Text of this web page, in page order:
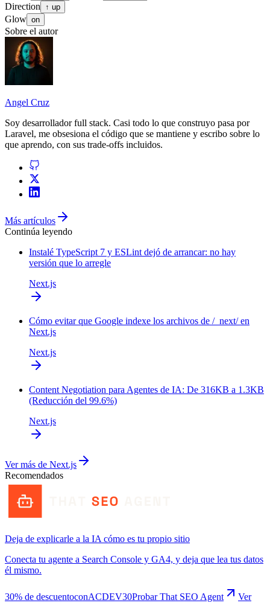
Direction
↑ up
Glow on
Sobre el autor
Angel Cruz
Soy desarrolladorfull stack. Casi todo lo que construyo pasa por
Laravel, me obsesiona el código que se mantiene y escribo sobre lo
que aprendo, con sus trade-offs incluidos.
Más artículos
Continúa leyendo
Instalé TypeScript 7 y ESLint dejó de arrancar: no hay
versión que lo arregle
Next.js
Cómo evitar que Google indexe los archivos de /_next/ en
Next.js
Next.js
Content Negotiation para Agentes de IA: De 316KB a 1.3KB
(Reducción del 99.6%)
Next.js
Ver más de Next.js
Recomendados
Deja de explicarle a la IA cómo es tu propio sitio
Conecta tu agente a Search Console y GA4, y deja que lea tus datos
él mismo.
30% de descuentoconACDEV30Probar That SEO Agent Ver